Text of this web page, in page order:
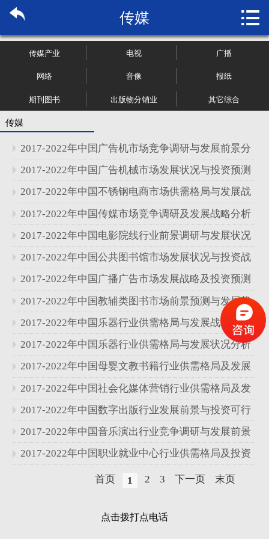
关于博纳
管理咨询
大数据
新闻资讯
加入我们
传媒 
传媒产业 电视 广播
网络 音像 报纸
期刊图书 出版物分销业 其它综合
传媒
2017-2022年中国广告机市场竞争调研与发展前景分
析报告
2017-2022年中国广告机械市场发展状况与投资预测
分析报告
2017-2022年中国不锈钢电商市场供需格局与发展战
略分析报告
2017-2022年中国传媒市场竞争调研及发展战略分析
报告
2017-2022年中国电影院线行业前景调研与发展状况
分析报告
2017-2022年中国公共图书馆市场发展状况与投资战
略研究报告
2017-2022年中国广播广告市场发展战略及投资预测
分析报告
2017-2022年中国教辅类图书市场前景预测与发展状
况分析报告
2017-2022年中国乐器行业供需格局与发展战略分析
报告
2017-2022年中国乐器行业供需格局与发展状况分析
报告
2017-2022年中国母婴文教书籍行业供需格局及发展
战略分析报告
2017-2022年中国社会化媒体营销行业供需格局及发
展战略分析报告
2017-2022年中国数字出版行业发展前景与投资可行
性研究报告
2017-2022年中国音乐演出行业竞争调研与发展前景
分析报告
2017-2022年中国职业就业中心行业供需格局及投资
首页 1 2 3 下一页 末页
点击拨打点电话